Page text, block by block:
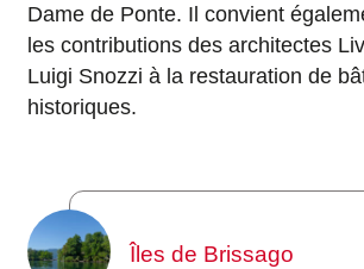
Dame de Ponte. Il convient
les contributions des architectes
Luigi Snozzi à la restauration de
historiques.
Îles de Brissago